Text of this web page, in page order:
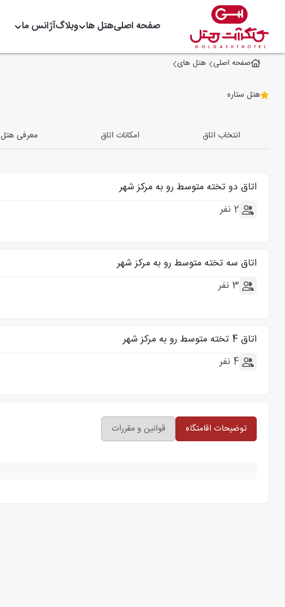
صفحه اصلیهتل ها وبلاگآژانس ما
صفحه اصلی هتل های
هتل ستاره
انتخاب اتاق امکانات اتاق معرفی هتل
اتاق دو تخته متوسط رو به مرکز شهر
2 نفر
اتاق سه تخته متوسط رو به مرکز شهر
3 نفر
اتاق 4 تخته متوسط رو به مرکز شهر
4 نفر
توضیحات اقامتگاه قوانین و مقررات